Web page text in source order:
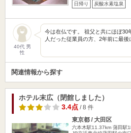
日帰り 炭酸水素塩泉
40代 男
性
今は在仏です。 祖父と共にほぼ30
人だった従業員の方、2年前に最
関連情報から探す
ホテル末広（閉館しました）
3.4点/ 8 件
東京都 / 大田区
六本木駅11.37km 蒲田駅